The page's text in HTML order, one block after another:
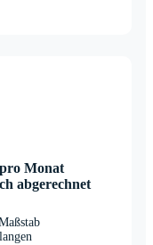
Monat
abgerechnet